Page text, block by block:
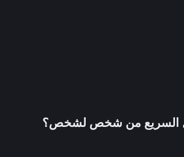
السريع من شخص لشخص؟